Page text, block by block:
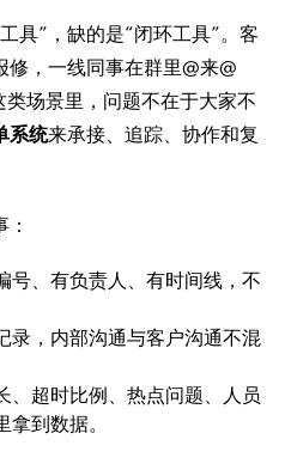
具”，缺的是“闭环工具”。客
修，一线同事在群里@来@
场景里，问题不在于大家不
系统来承接、追踪、协作和复
号、有负责人、有时间线，不
录，内部沟通与客户沟通不混
、超时比例、热点问题、人员
到数据。